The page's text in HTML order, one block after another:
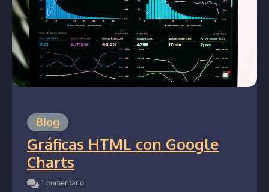
Blog
Gráficas HTML con Google
Charts
1 comentario